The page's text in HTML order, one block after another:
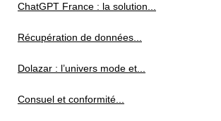
ChatGPT France : la solution...
Récupération de données...
Dolazar : l’univers mode et...
Consuel et conformité...